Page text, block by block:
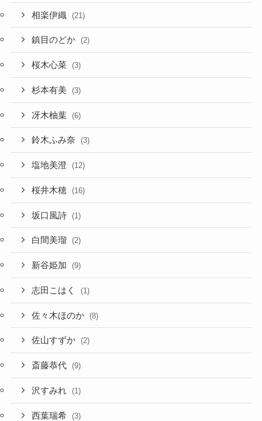
相楽伊織 (21)
鎮目のどか (2)
桜木心菜 (3)
杉本有美 (3)
冴木柚葉 (6)
鈴木ふみ奈 (3)
塩地美澄 (12)
桜井木穂 (16)
坂口風詩 (1)
白間美瑠 (2)
新谷姫加 (9)
志田こはく (1)
佐々木ほのか (8)
佐山すずか (2)
斎藤恭代 (9)
沢すみれ (1)
西葉瑞希 (3)